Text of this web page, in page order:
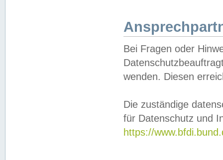
Bei Fragen oder
wenden. Diesen
Die zuständige
für Datenschutz und
https://